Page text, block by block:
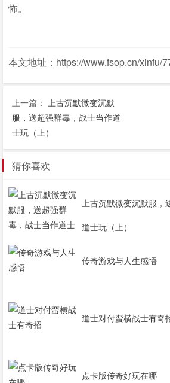
怖。
本文地址：https://www.fsop.cn/xinfu/
上一篇：
上古沉默微变沉默
服，送超强群毒，战士当作道
士玩（上）
猜你喜欢
上古沉默微变沉默服
道士玩（上）
传奇游戏与人生感悟
道士对付蛮横战士有奇
点卡版传奇好玩在哪